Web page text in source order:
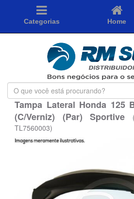
Categorias Home
O
que
você
está
procurando?
Tampa Lateral Honda 125
(C/Verniz) (Par) Sportive
TL7560003)